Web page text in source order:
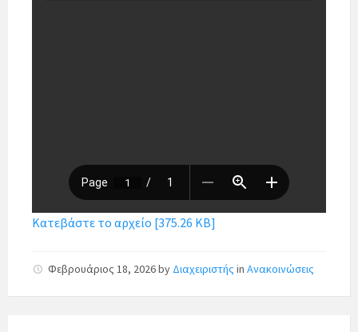
Κατεβάστε το αρχείο [375.26 KB]
Φεβρουάριος 18, 2026by Διαχειριστής in Ανακοινώσεις